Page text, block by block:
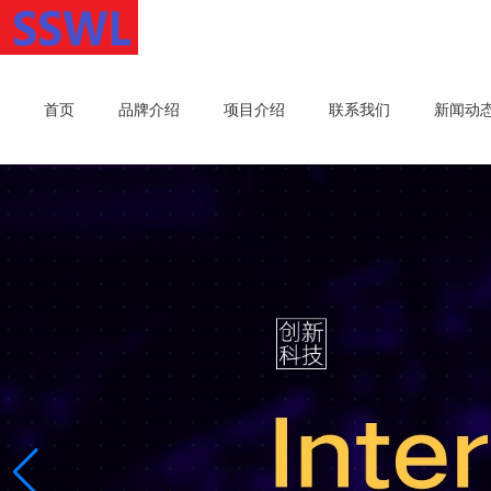
首页 品牌介绍 项目介绍 联系我们 新闻动